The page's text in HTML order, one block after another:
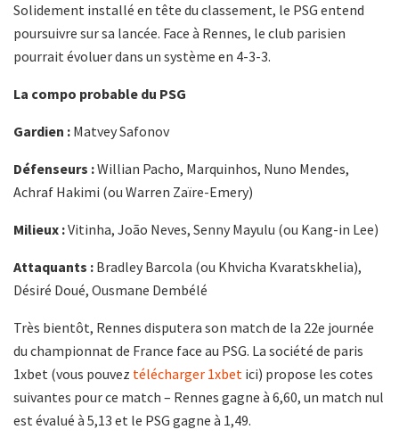
Solidement installé en tête du classement, le PSG entend
poursuivre sur sa lancée. Face à Rennes, le club parisien
pourrait évoluer dans un système en 4-3-3.
La compo probable du PSG
Gardien : Matvey Safonov
Défenseurs :Willian Pacho, Marquinhos, Nuno Mendes,
Achraf Hakimi (ou Warren Zaïre-Emery)
Milieux :Vitinha, João Neves, Senny Mayulu (ou Kang-in Lee)
Attaquants : Bradley Barcola (ou Khvicha Kvaratskhelia),
Désiré Doué, Ousmane Dembélé
Très bientôt, Rennes disputera son match de la 22e journée
du championnat de France face au PSG. La société de paris
1xbet (vous pouvez télécharger 1xbet ici) propose les cotes
suivantes pour ce match – Rennes gagne à 6,60, un match nul
est évalué à 5,13 et le PSG gagne à 1,49.